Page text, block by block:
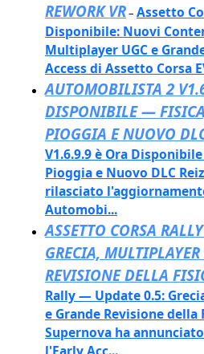
REWORK VR– Assetto
Disponibile: Nuovi
Multiplayer UGC e
Access di Assetto Corsa
AUTOMOBILISTA 2
DISPONIBILE —
PIOGGIA E NUOVO
V1.6.9.9 è Ora
Pioggia e Nuovo DLC
rilasciato
Automobi...
ASSETTO CORSA
GRECIA,
REVISIONE DELLA
Rally — Update 0.5:
e Grande Revisione della
Supernova ha